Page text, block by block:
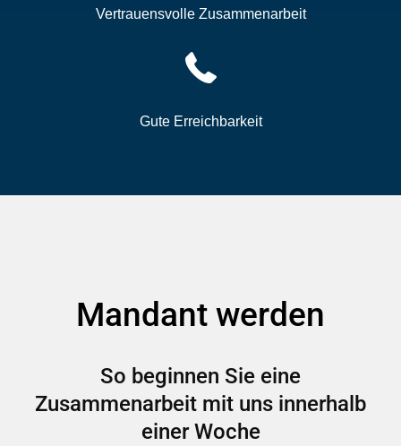
Vertrauensvolle Zusammenarbeit
Gute Erreichbarkeit
Mandant werden
So beginnen Sie eine
Zusammenarbeit mit uns innerhalb
einer Woche